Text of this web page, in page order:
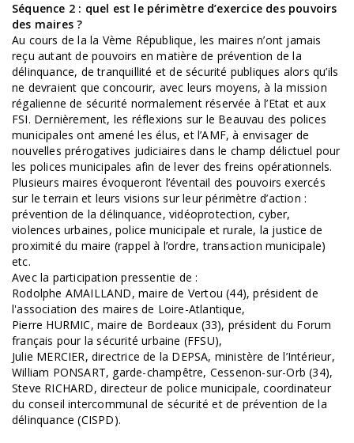
Séquence 2 : quel est le périmètre d’exercice des pouvoirs
des maires ?
Au cours de la la Vème République, les maires n’ont jamais
reçu autant de pouvoirs en matière de prévention de la
délinquance, de tranquillité et de sécurité publiques alors qu’ils
ne devraient que concourir, avec leurs moyens, à la mission
régalienne de sécurité normalement réservée à l’Etat et aux
FSI. Dernièrement, les réflexions sur le Beauvau des polices
municipales ont amené les élus, et l’AMF, à envisager de
nouvelles prérogatives judiciaires dans le champ délictuel pour
les polices municipales afin de lever des freins opérationnels.
Plusieurs maires évoqueront l’éventail des pouvoirs exercés
sur le terrain et leurs visions sur leur périmètre d’action :
prévention de la délinquance, vidéoprotection, cyber,
violences urbaines, police municipale et rurale, la justice de
proximité du maire (rappel à l’ordre, transaction municipale)
etc.
Avec la participation pressentie de :
Rodolphe AMAILLAND, maire de Vertou (44), président de
l'association des maires de Loire-Atlantique,
Pierre HURMIC, maire de Bordeaux (33), président du Forum
français pour la sécurité urbaine (FFSU),
Julie MERCIER, directrice de la DEPSA, ministère de l’Intérieur,
William PONSART, garde-champêtre, Cessenon-sur-Orb (34),
Steve RICHARD, directeur de police municipale, coordinateur
du conseil intercommunal de sécurité et de prévention de la
délinquance (CISPD).